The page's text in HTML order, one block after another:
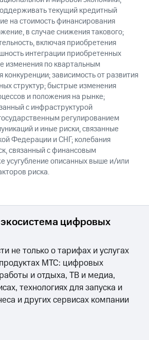
текущий кредитный
на стоимость финансирования
в случае снижения такового;
включая приобретения
интеграции приобретенных
изменения по квартальным
конкуренции; зависимость от развития
структур; быстрые изменения
и положения на рынке;
с инфраструктурой
регулированием
и иные риски, связанные
Федерации и СНГ; колебания
связанный с финансовым
усугубление описанных выше и/или
риска.
цифровых
не только о тарифах и услугах
МТС: цифровых
и отдыха, ТВ и медиа,
технологиях для запуска и
и других сервисах компании